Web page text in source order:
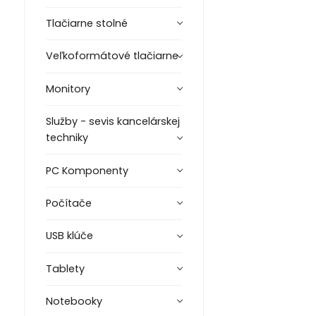
Tlačiarne stolné
Veľkoformátové tlačiarne
Monitory
Služby - sevis kancelárskej
techniky
PC Komponenty
Počítače
USB klúče
Tablety
Notebooky